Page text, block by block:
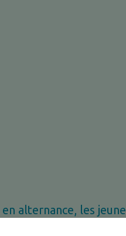
alternance, les
le terrain. Il·elle·s